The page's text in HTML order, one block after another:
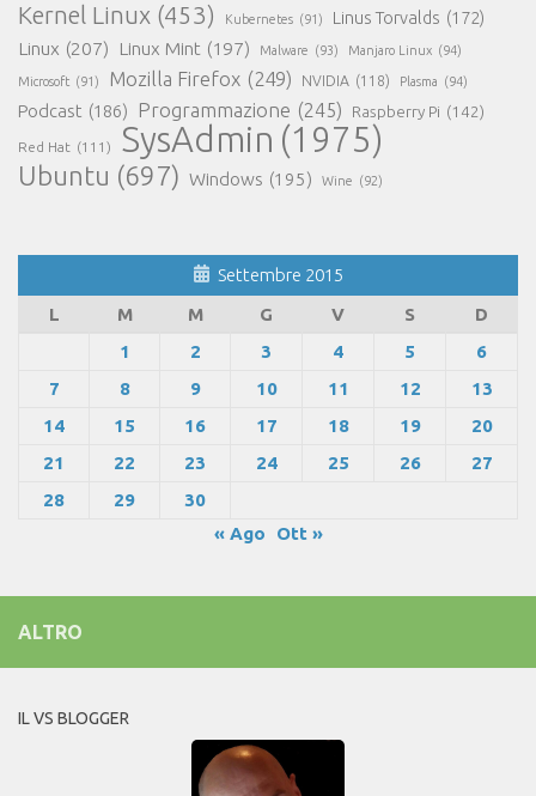
Kernel Linux (453) Kubernetes (91) Linus Torvalds (172)
Linux (207) Linux Mint (197) Malware (93) Manjaro Linux (94)
Microsoft (91) Mozilla Firefox (249) NVIDIA (118) Plasma (94)
Podcast (186) Programmazione (245) Raspberry Pi (142)
Red Hat (111) SysAdmin (1975)
Ubuntu (697) Windows (195) Wine (92)
Settembre 2015
L
M M G V S
D
1
2 3 4 5
6
7
8 9 10 11 12
13
14
15 16 17 18 19
20
21
22 23 24 25 26
27
28
29
30
« Ago
Ott »
ALTRO
IL VS BLOGGER